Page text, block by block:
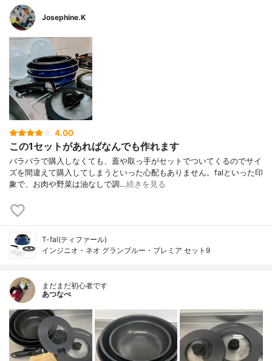
Josephine.K
4.00
この1セットがあればなんでも作れます
バラバラで購入しなくても、蓋や取っ手がセットでついてくるのでサイ
ズを間違えて購入してしまうといった心配もありません。falといった印
象で、お肉や野菜は油なしで調…続きを見る
T-fal(ティファール)
インジニオ・ネオ グランブルー・プレミア セット9
まだまだ初心者です
あつなべ